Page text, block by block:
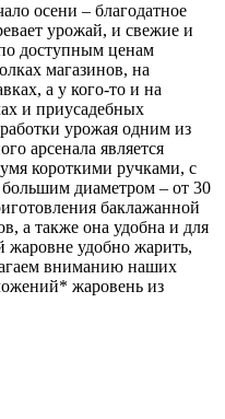
осени – благодатное
урожай, и свежие и
доступным ценам
магазинов, на
а у кого-то и на
и приусадебных
урожая одним из
арсенала является
короткими ручками, с
диаметром – от 30
баклажанной
а также она удобна и для
жаровне удобно жарить,
вниманию наших
жаровень из